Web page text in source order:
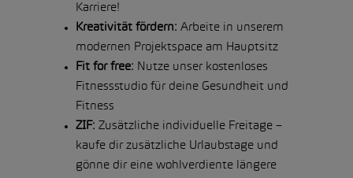
Karriere!
Kreativität fördern: Arbeite in unserem
modernen Projektspace am Hauptsitz
Fit for free: Nutze unser kostenloses
Fitnessstudio für deine Gesundheit und
Fitness
ZIF: Zusätzliche individuelle Freitage –
kaufe dir zusätzliche Urlaubstage und
gönne dir eine wohlverdiente längere